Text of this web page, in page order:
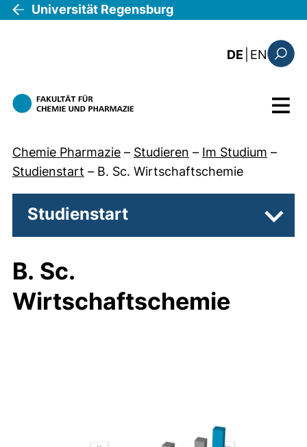
Direkt zum Inhalt
Universität Regensburg
DE EN: this
Menü
Chemie Pharmazie – Studieren – Im Studium –
Studienstart – B. Sc. Wirtschaftschemie
Studienstart
B. Sc.
Wirtschaftschemie